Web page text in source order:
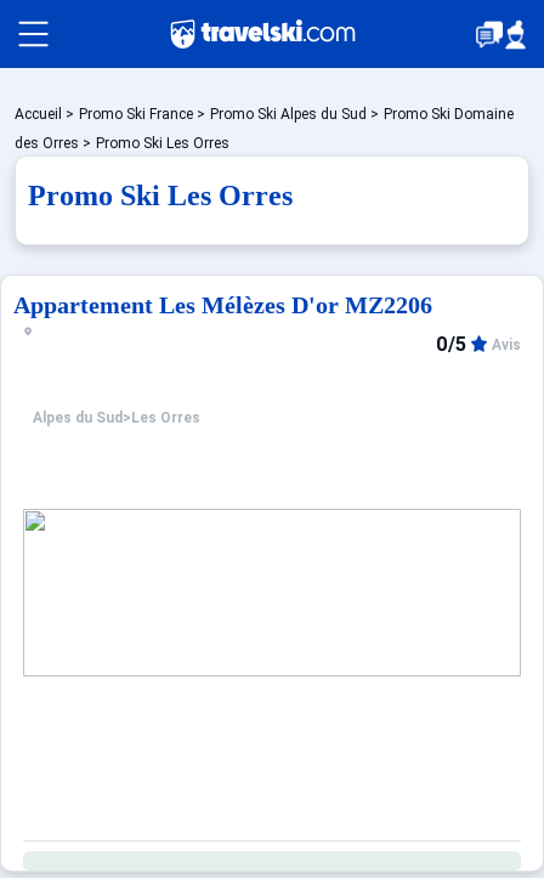
Packages
Stations
Accueil > Promo Ski France > Promo Ski Alpes du Sud > Promo Ski Domaine
des Orres > Promo Ski Les Orres
Promo Ski Les Orres
Appartement Les Mélèzes D'or MZ2206
Alpes du Sud > Les Orres
0/5 Avis